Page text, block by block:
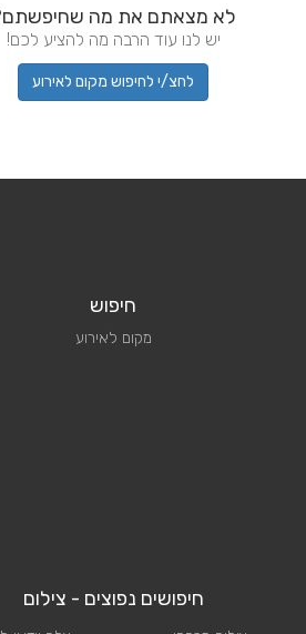
לא מצאתם את מה
יש לנו עוד הרבה מה להציע לכם!
לחצ/י לחיפוש מקום לאירוע
חיפוש
מקום לאירוע
חיפושים נפוצים - צילום